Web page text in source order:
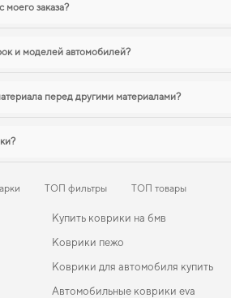
моего заказа?
и моделей автомобилей?
перед другими материалами?
ТОП фильтры ТОП товары
Купить коврики на бмв
Коврики пежо
Коврики для автомобиля купить
Автомобильные коврики eva